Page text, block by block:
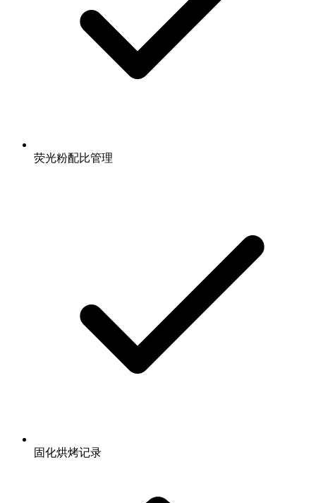
荧光粉配比管理
固化烘烤记录